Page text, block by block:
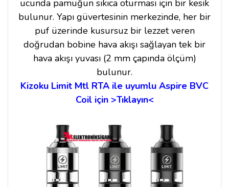
ucunda pamuğun sıkıca oturması için bir kesik
bulunur. Yapı güvertesinin merkezinde, her bir
puf üzerinde kusursuz bir lezzet veren
doğrudan bobine hava akışı sağlayan tek bir
hava akışı yuvası (2 mm çapında ölçüm)
bulunur.
Kizoku Limit Mtl RTA ile uyumlu Aspire BVC
Coil için >Tıklayın<